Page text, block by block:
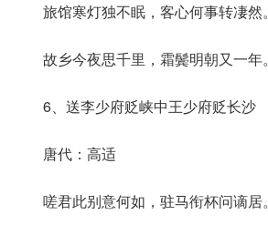
旅馆寒灯独不眠，客心何事转凄然。
故乡今夜思千里，霜鬓明朝又一年。
6、送李少府贬峡中王少府贬长沙
唐代：高适
嗟君此别意何如，驻马衔杯问谪居。